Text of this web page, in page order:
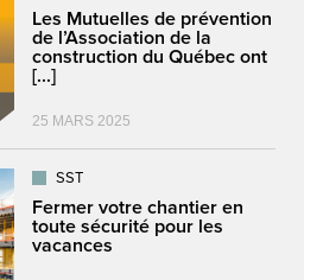
Les Mutuelles de prévention
de l’Association de la
construction du Québec ont
[...]
25 MARS 2025
SST
Fermer votre chantier en
toute sécurité pour les
vacances